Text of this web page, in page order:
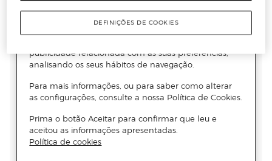
DEFINIÇÕES DE COOKIES